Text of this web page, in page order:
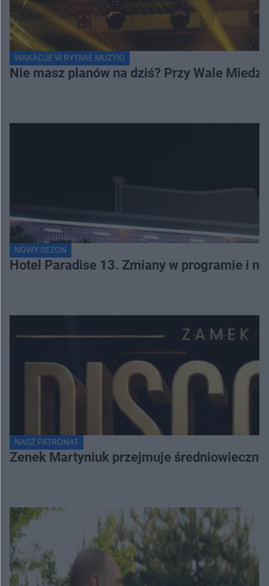
WAKACJE W RYTMIE MUZYKI
Nie masz planów na dziś? Przy Wale
NOWY SEZON
Hotel Paradise 13. Zmiany w programie i
NASZ PATRONAT
Zenek Martyniuk przejmuje